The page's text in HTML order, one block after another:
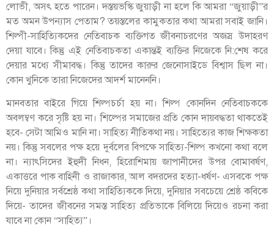
লোভী, অসৎ হতে পারেন। দস্তয়ভস্কি জুয়াড়ী না হলে কি আমরা “জুয়াড়ী”র
মত অমন উপন্যাস পেতাম? তয়স্তলের কামুকতার কথা আমরা সবাই জানি।
শিল্পী-সাহিত্যিকদের নেতিবাচক ব্যক্তিগত জীবনাচরণের অজস্র উদাহরণ
দেয়া যাবে। কিন্তু এ্ই নেতিবাচকতা একান্তই ব্যক্তির নিজেকে নি:শেষ করে
দেয়ার মধ্যে সীমাবদ্ধ। কিন্তু তাদের কারুর জেনোসাইডে বিশ্বাস ছিল না।
কোন খুনিকে তারা নিজেদের আদর্শ মানেননি।
মানবতার বাইরে গিয়ে শিল্পচর্চা হয় না। শিল্প কোনদিন নেতিবাচককে
অবলম্বণ করে সৃষ্টি হয় না। শিল্পের সমাজের প্রতি কোন দায়বদ্ধতা থাকতেই
হবে- সেটা আমিও মানি না। সাহিত্য নীতিকথা নয়। সাহিত্যের কাজ শিক্ষকতা
নয়। কিন্তু সবলের পক্ষ হয়ে দুর্বলের বিপক্ষে সাহিত্য-শিল্প কখনো কথা বলে
না। ন্যাৎসিদের ইহুদী নিধন, হিরোশিমায় জাপানীদের উপর বোমাবর্ষণ,
একাত্তরে পাক বাহিনী ও রাজাকার, আল বদরদের হত্যা-ধর্ষণ- এসবকে পক্ষ
নিয়ে দুনিয়ার সর্বশ্রেষ্ঠ কথা সাহিত্যিককে দিয়ে, দুনিয়ার সবচেয়ে শ্রেষ্ঠ কবিকে
দিয়ে- তাদের জীবনের সমস্ত সাহিত্য প্রতিভাকে বিলিয়ে দিয়েও রচনা করা
যাবে না কোন “সাহিত্য”।